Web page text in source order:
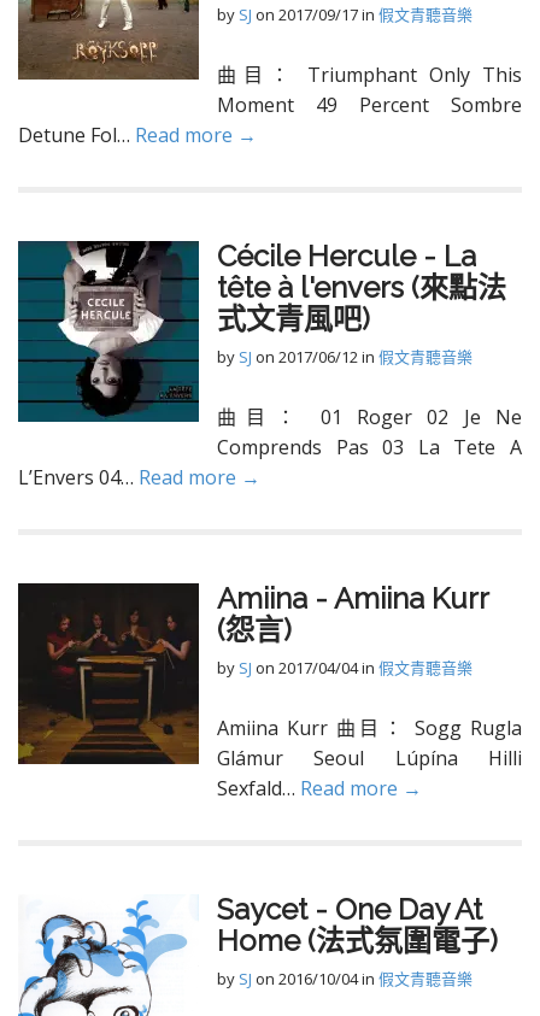
by SJ on 2017/09/17in 假文青聽音樂
曲目： Triumphant Only This
Moment 49 Percent Sombre
Detune Fol… Read more →
Cécile Hercule - La
tête à l'envers (來點法
式文青風吧)
by SJ on 2017/06/12in 假文青聽音樂
曲目： 01 Roger 02 Je Ne
Comprends Pas 03 La Tete A
L’Envers 04… Read more →
Amiina - Amiina Kurr
(怨言)
by SJ on 2017/04/04in 假文青聽音樂
Amiina Kurr 曲目： Sogg Rugla
Glámur Seoul Lúpína Hilli
Sexfald… Read more →
Saycet - One Day At
Home (法式氛圍電子)
by SJ on 2016/10/04in 假文青聽音樂